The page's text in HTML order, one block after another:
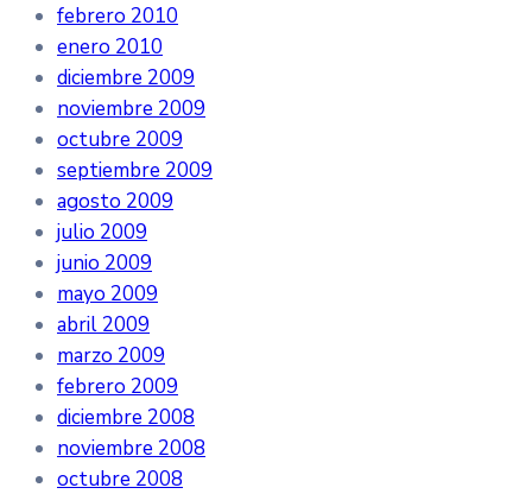
febrero 2010
enero 2010
diciembre 2009
noviembre 2009
octubre 2009
septiembre 2009
agosto 2009
julio 2009
junio 2009
mayo 2009
abril 2009
marzo 2009
febrero 2009
diciembre 2008
noviembre 2008
octubre 2008